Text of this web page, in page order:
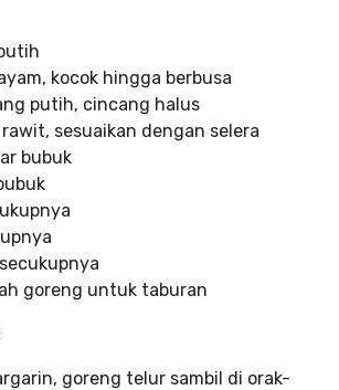
kocok hingga berbusa
putih, cincang halus
sesuaikan dengan selera
bubuk
goreng untuk taburan
goreng telur sambil di orak-